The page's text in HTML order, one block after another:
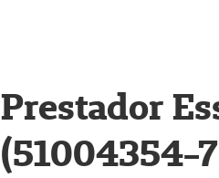
Prestador
(51004354-